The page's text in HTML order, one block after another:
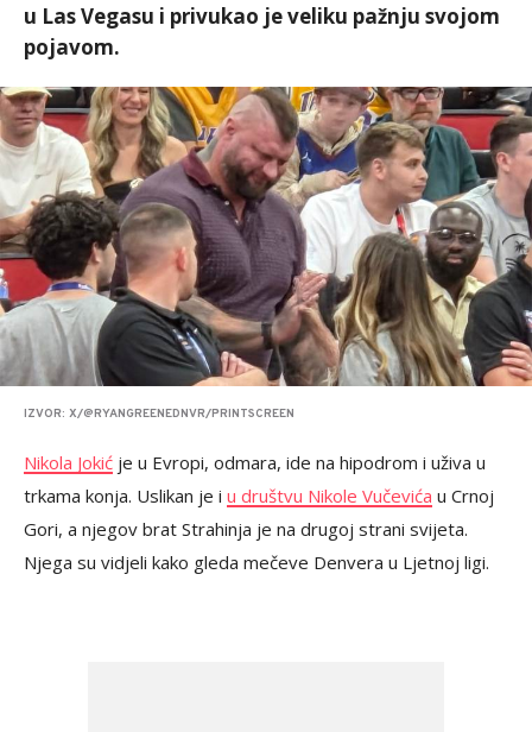
u Las Vegasu i privukao je veliku pažnju svojom
pojavom.
IZVOR: X/@RYANGREENEDNVR/PRINTSCREEN
Nikola Jokić je u Evropi, odmara, ide na hipodrom i uživa u
trkama konja. Uslikan je i u društvu Nikole Vučevića u Crnoj
Gori, a njegov brat Strahinja je na drugoj strani svijeta.
Njega su vidjeli kako gleda mečeve Denvera u Ljetnoj ligi.